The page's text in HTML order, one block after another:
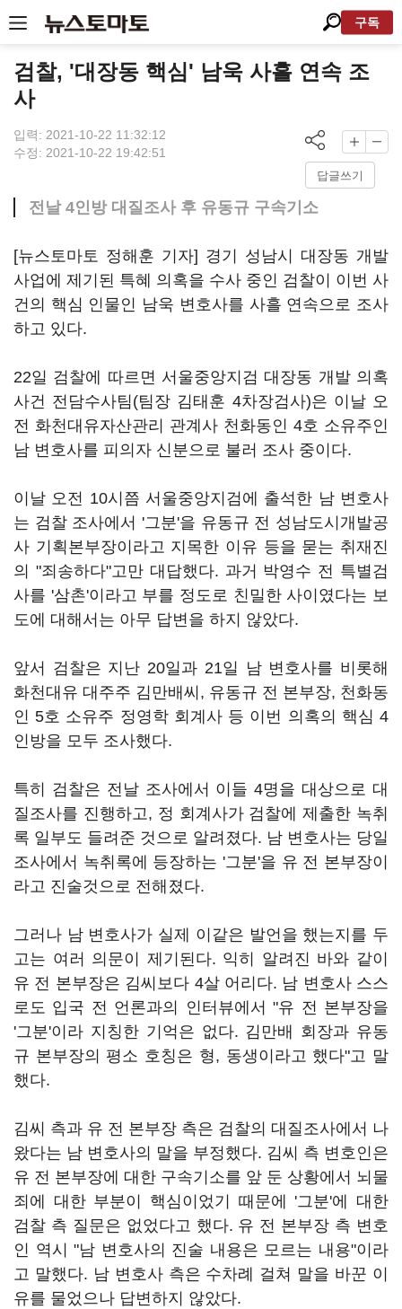
구독
검찰, '대장동 핵심' 남욱 사흘 연속 조
사
입력: 2021-10-22 11:32:12
수정: 2021-10-22 19:42:51
답글쓰기
전날 4인방 대질조사 후 유동규 구속기소
[뉴스토마토 정해훈 기자] 경기 성남시 대장동 개발
사업에 제기된 특혜 의혹을 수사 중인 검찰이 이번 사
건의 핵심 인물인 남욱 변호사를 사흘 연속으로 조사
하고 있다.
22일 검찰에 따르면 서울중앙지검 대장동 개발 의혹
사건 전담수사팀(팀장 김태훈 4차장검사)은 이날 오
전 화천대유자산관리 관계사 천화동인 4호 소유주인
남 변호사를 피의자 신분으로 불러 조사 중이다.
이날 오전 10시쯤 서울중앙지검에 출석한 남 변호사
는 검찰 조사에서 '그분'을 유동규 전 성남도시개발공
사 기획본부장이라고 지목한 이유 등을 묻는 취재진
의 "죄송하다"고만 대답했다. 과거 박영수 전 특별검
사를 '삼촌'이라고 부를 정도로 친밀한 사이였다는 보
도에 대해서는 아무 답변을 하지 않았다.
앞서 검찰은 지난 20일과 21일 남 변호사를 비롯해
화천대유 대주주 김만배씨, 유동규 전 본부장, 천화동
인 5호 소유주 정영학 회계사 등 이번 의혹의 핵심 4
인방을 모두 조사했다.
특히 검찰은 전날 조사에서 이들 4명을 대상으로 대
질조사를 진행하고, 정 회계사가 검찰에 제출한 녹취
록 일부도 들려준 것으로 알려졌다. 남 변호사는 당일
조사에서 녹취록에 등장하는 '그분'을 유 전 본부장이
라고 진술것으로 전해졌다.
그러나 남 변호사가 실제 이같은 발언을 했는지를 두
고는 여러 의문이 제기된다. 익히 알려진 바와 같이
유 전 본부장은 김씨보다 4살 어리다. 남 변호사 스스
로도 입국 전 언론과의 인터뷰에서 "유 전 본부장을
'그분'이라 지칭한 기억은 없다. 김만배 회장과 유동
규 본부장의 평소 호칭은 형, 동생이라고 했다"고 말
했다.
김씨 측과 유 전 본부장 측은 검찰의 대질조사에서 나
왔다는 남 변호사의 말을 부정했다. 김씨 측 변호인은
유 전 본부장에 대한 구속기소를 앞 둔 상황에서 뇌물
죄에 대한 부분이 핵심이었기 때문에 '그분'에 대한
검찰 측 질문은 없었다고 했다. 유 전 본부장 측 변호
인 역시 "남 변호사의 진술 내용은 모르는 내용"이라
고 말했다. 남 변호사 측은 수차례 걸쳐 말을 바꾼 이
유를 물었으나 답변하지 않았다.